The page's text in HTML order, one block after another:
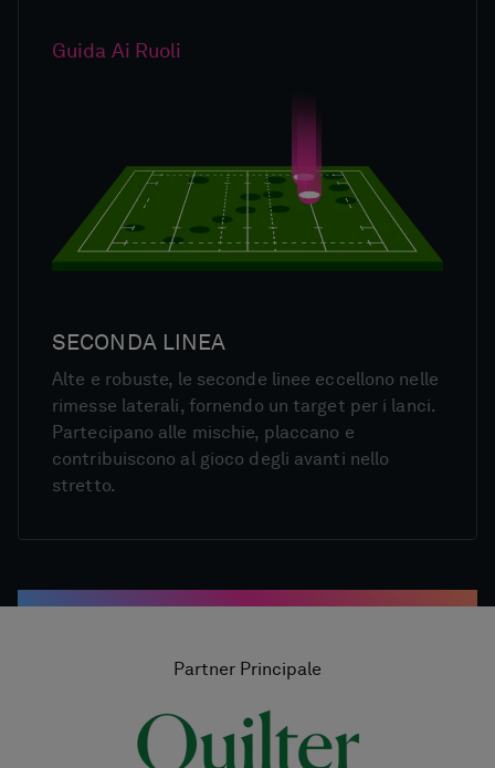
Guida Ai Ruoli
SECONDA LINEA
Alte e robuste, le seconde linee eccellono nelle
rimesse laterali, fornendo un target per i lanci.
Partecipano alle mischie, placcano e
contribuiscono al gioco degli avanti nello
stretto.
Partner Principale